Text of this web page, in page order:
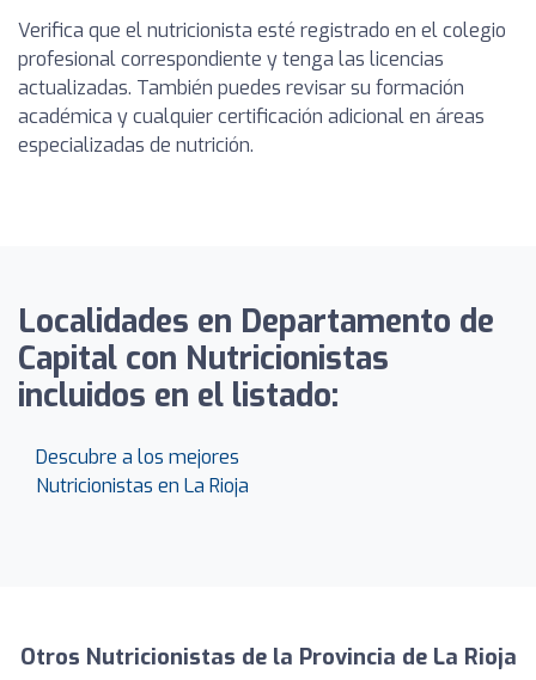
Verifica que el nutricionista esté registrado en el colegio
profesional correspondiente y tenga las licencias
actualizadas. También puedes revisar su formación
académica y cualquier certificación adicional en áreas
especializadas de nutrición.
Localidades en Departamento de
Capital con Nutricionistas
incluidos en el listado:
Descubre a los mejores
Nutricionistas en La Rioja
Otros Nutricionistas de la Provincia de La Rioja